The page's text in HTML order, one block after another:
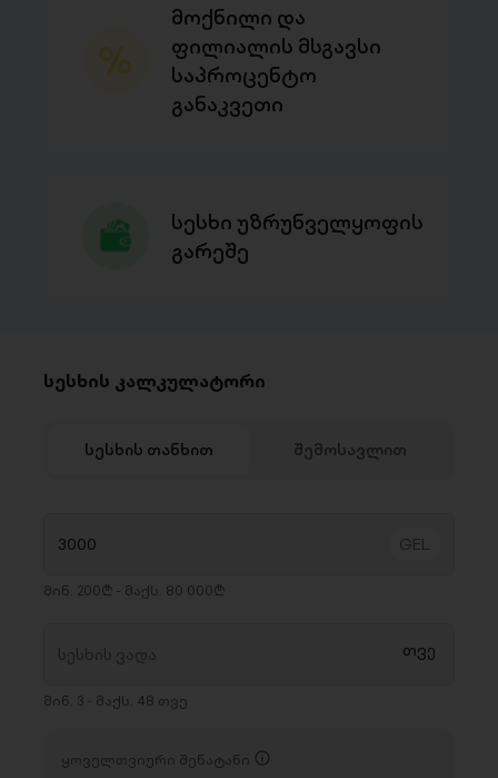
მოქნილი და
ფილიალის მსგავსი
საპროცენტო
განაკვეთი
სესხი უზრუნველყოფის
გარეშე
სესხის კალკულატორი
სესხის თანხით შემოსავლით
მინ. 200₾ - მაქს. 80 000₾
მინ. 3 - მაქს. 48 თვე
ყოველთვიური შენატანი